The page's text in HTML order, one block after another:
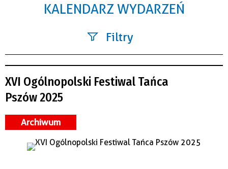
KALENDARZ WYDARZEŃ
Filtry
Kategoria
Miejsce
XVI Ogólnopolski Festiwal Tańca
Pszów 2025
Archiwum